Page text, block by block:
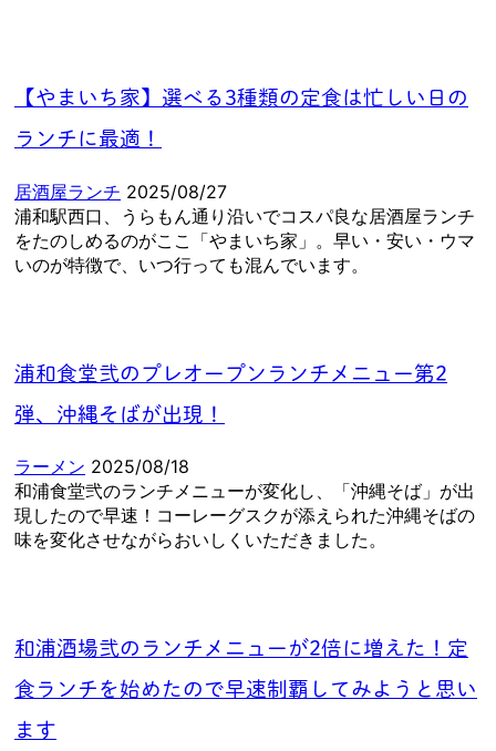
【やまいち家】選べる3種類の定食は忙しい日の
ランチに最適！
居酒屋ランチ 2025/08/27
浦和駅西口、うらもん通り沿いでコスパ良な居酒屋ランチ
をたのしめるのがここ「やまいち家」。早い・安い・ウマ
いのが特徴で、いつ行っても混んでいます。
浦和食堂弐のプレオープンランチメニュー第2
弾、沖縄そばが出現！
ラーメン 2025/08/18
和浦食堂弐のランチメニューが変化し、「沖縄そば」が出
現したので早速！コーレーグスクが添えられた沖縄そばの
味を変化させながらおいしくいただきました。
和浦酒場弐のランチメニューが2倍に増えた！定
食ランチを始めたので早速制覇してみようと思い
ます